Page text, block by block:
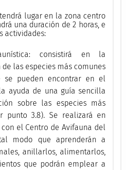
lugar en la zona centro
una duración de 2 horas, e
actividades:
consistirá en la
las especies más comunes
se pueden encontrar en el
ayuda de una guía sencilla
sobre las especies más
punto 3.8). Se realizará en
el Centro de Avifauna del
modo que aprenderán a
anillarlos, alimentarlos,
que podrán emplear a